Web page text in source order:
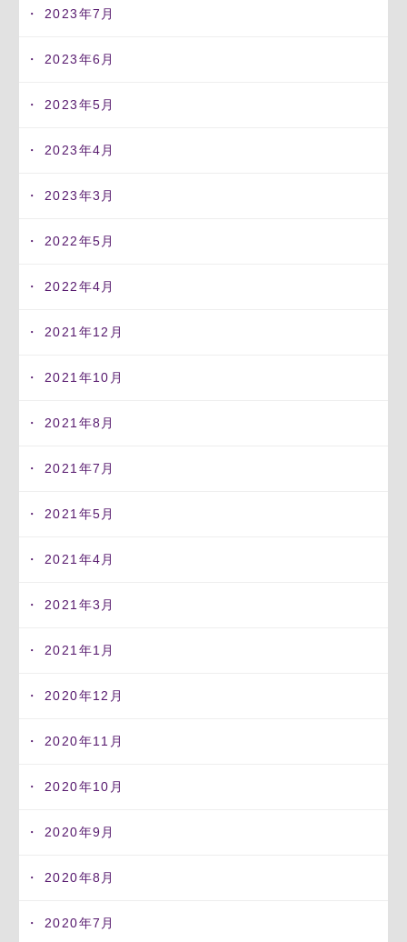
2023年7月
2023年6月
2023年5月
2023年4月
2023年3月
2022年5月
2022年4月
2021年12月
2021年10月
2021年8月
2021年7月
2021年5月
2021年4月
2021年3月
2021年1月
2020年12月
2020年11月
2020年10月
2020年9月
2020年8月
2020年7月